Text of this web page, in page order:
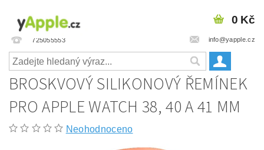
725055553 info@yapple.cz
0 Kč
BROSKVOVÝ SILIKONOVÝ ŘEMÍNEK
PRO APPLE WATCH 38, 40 A 41 MM
Neohodnoceno